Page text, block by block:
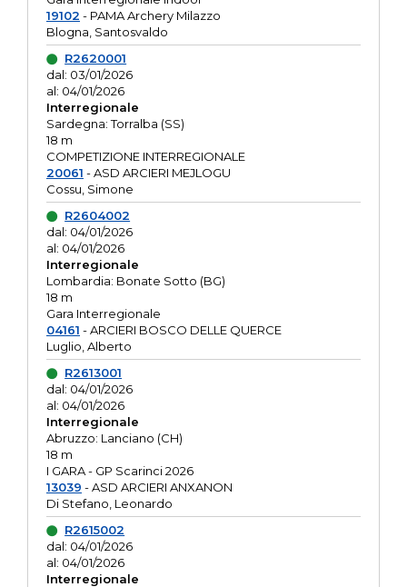
19102 - PAMA Archery Milazzo
Blogna, Santosvaldo
R2620001
dal: 03/01/2026
al: 04/01/2026
Interregionale
Sardegna: Torralba (SS)
18 m
COMPETIZIONE INTERREGIONALE
20061 - ASD ARCIERI MEJLOGU
Cossu, Simone
R2604002
dal: 04/01/2026
al: 04/01/2026
Interregionale
Lombardia: Bonate Sotto (BG)
18 m
Gara Interregionale
04161 - ARCIERI BOSCO DELLE QUERCE
Luglio, Alberto
R2613001
dal: 04/01/2026
al: 04/01/2026
Interregionale
Abruzzo: Lanciano (CH)
18 m
I GARA - GP Scarinci 2026
13039 - ASD ARCIERI ANXANON
Di Stefano, Leonardo
R2615002
dal: 04/01/2026
al: 04/01/2026
Interregionale